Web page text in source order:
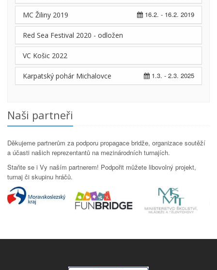
16.2. - 16.2. 2019
MC Žiliny 2019
Red Sea Festival 2020 - odložen
VC Košic 2022
1.3. - 2.3. 2025
Karpatský pohár Michalovce
Naši partneři
Děkujeme partnerům za podporu propagace bridže, organizace soutěží
a účasti našich reprezentantů na mezinárodních turnajích.
Staňte se i Vy naším partnerem! Podpořit můžete libovolný projekt,
turnaj či skupinu hráčů.